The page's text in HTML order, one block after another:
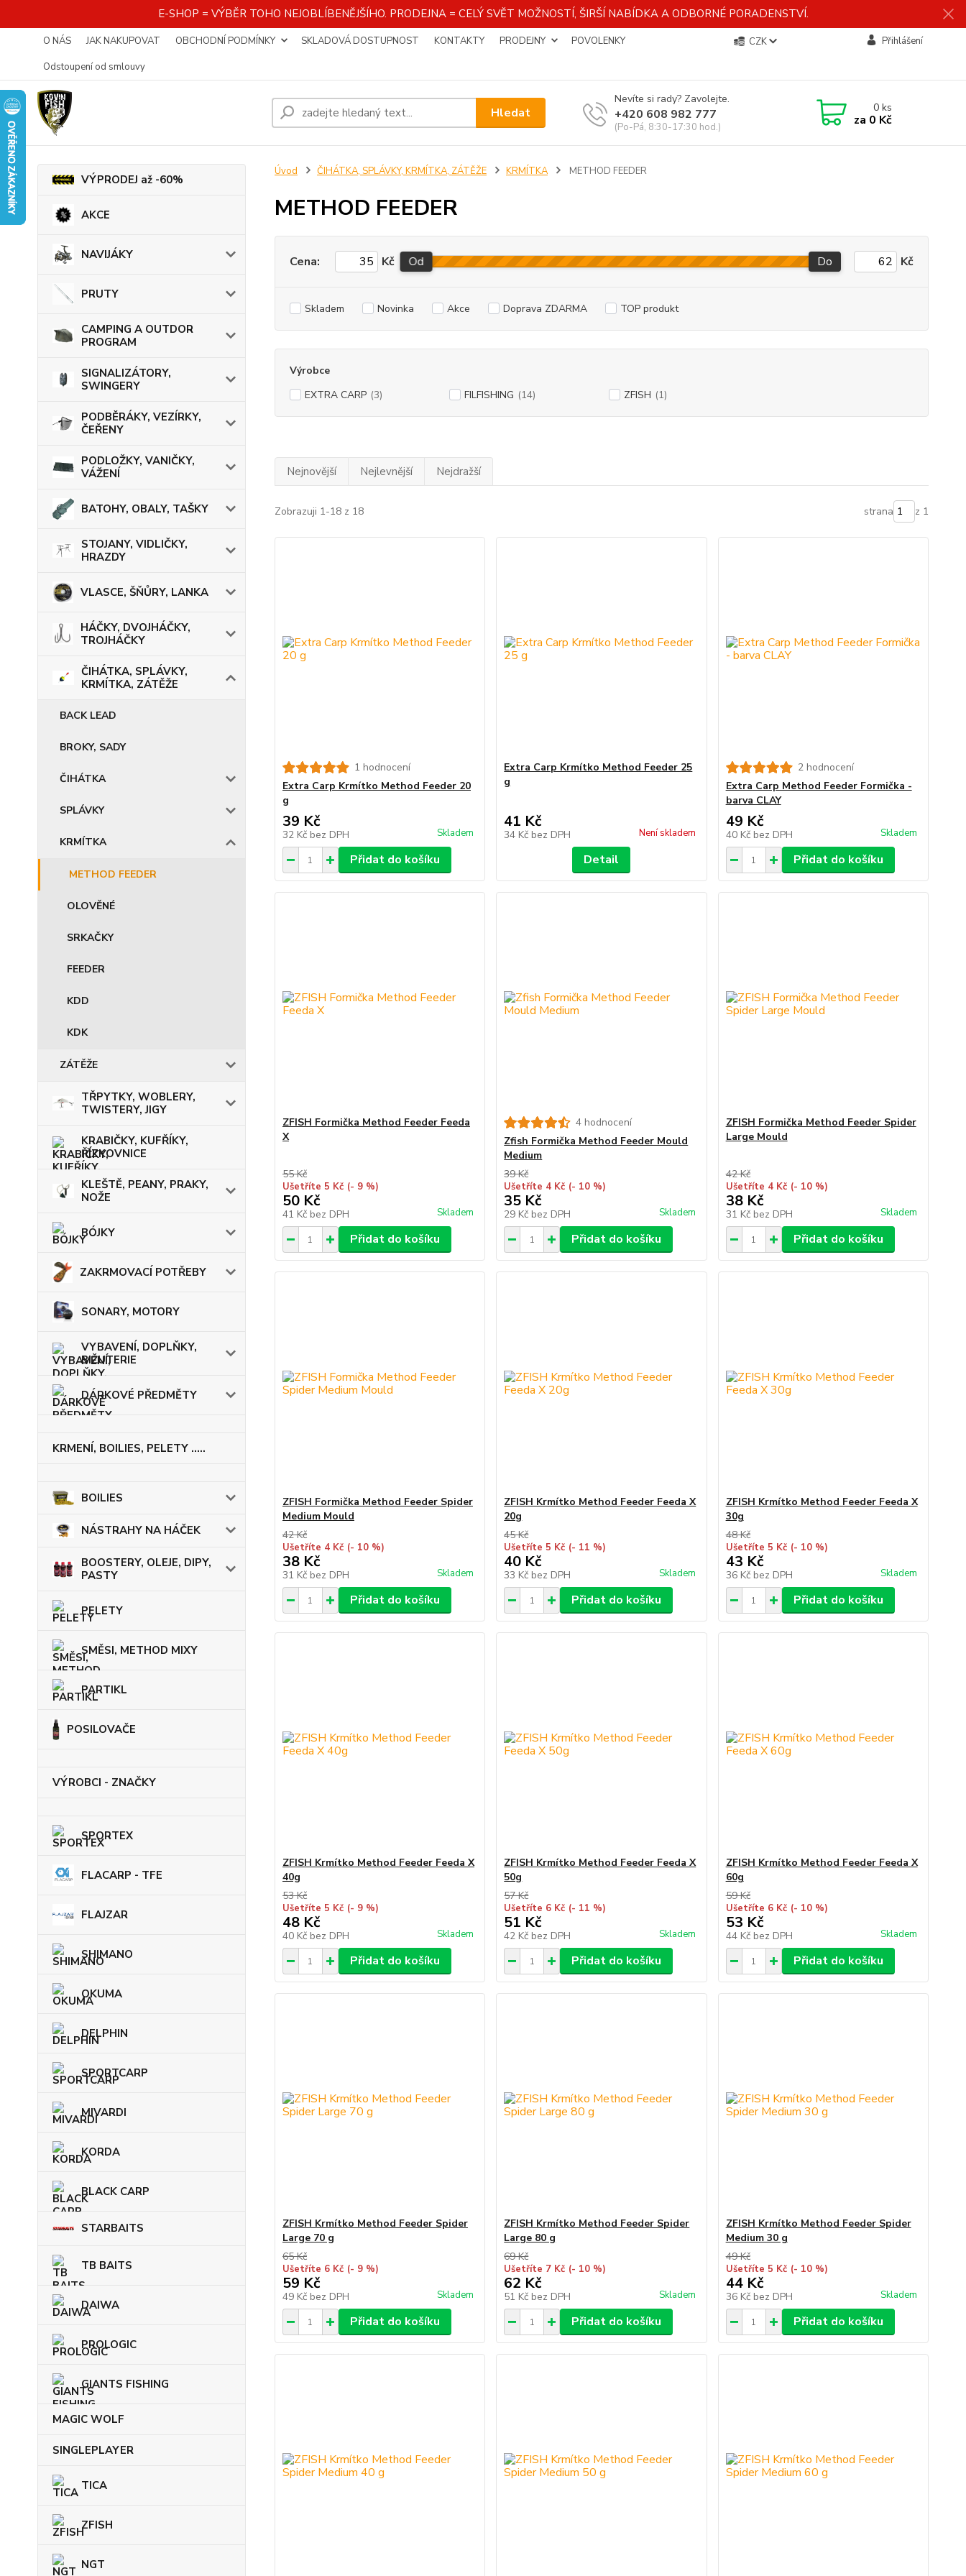
E-SHOP = VÝBĚR TOHO NEJOBLÍBENĚJŠÍHO. PRODEJNA = CELÝ SVĚT MOŽNOSTÍ, ŠIRŠÍ NABÍDKA A ODBORNÉ PORADENSTVÍ.
O NÁS JAK NAKUPOVAT OBCHODNÍ PODMÍNKY SKLADOVÁ DOSTUPNOST KONTAKTY PRODEJNY
POVOLENKY
Odstoupení od smlouvy
CZK Přihlášení
Hledat
Nevíte si rady? Zavolejte.
+420 608 982 777
(Po-Pá, 8:30-17:30 hod.)
0ks
za 0 Kč
VÝPRODEJ až -60%
AKCE
NAVIJÁKY
PRUTY
CAMPING A OUTDOR
PROGRAM
SIGNALIZÁTORY,
SWINGERY
PODBĚRÁKY, VEZÍRKY,
ČEŘENY
PODLOŽKY, VANIČKY,
VÁŽENÍ
BATOHY, OBALY, TAŠKY
STOJANY, VIDLIČKY,
HRAZDY
VLASCE, ŠŇŮRY, LANKA
HÁČKY, DVOJHÁČKY,
TROJHÁČKY
ČIHÁTKA, SPLÁVKY,
KRMÍTKA, ZÁTĚŽE
BACK LEAD
BROKY, SADY
ČIHÁTKA
SPLÁVKY
KRMÍTKA
METHOD FEEDER
OLOVĚNÉ
SRKAČKY
FEEDER
KDD
KDK
ZÁTĚŽE
TŘPYTKY, WOBLERY,
TWISTERY, JIGY
KRABIČKY, KUFŘÍKY,
ŘÍZKOVNICE
KLEŠTĚ, PEANY, PRAKY,
NOŽE
BÓJKY
ZAKRMOVACÍ POTŘEBY
SONARY, MOTORY
VYBAVENÍ, DOPLŇKY,
BIŽUTERIE
DÁRKOVÉ PŘEDMĚTY
KRMENÍ, BOILIES, PELETY .....
BOILIES
NÁSTRAHY NA HÁČEK
BOOSTERY, OLEJE, DIPY,
PASTY
PELETY
SMĚSI, METHOD MIXY
PARTIKL
POSILOVAČE
VÝROBCI - ZNAČKY
SPORTEX
FLACARP - TFE
FLAJZAR
SHIMANO
OKUMA
DELPHIN
SPORTCARP
MIVARDI
KORDA
BLACK CARP
STARBAITS
TB BAITS
DAIWA
PROLOGIC
GIANTS FISHING
MAGIC WOLF
SINGLEPLAYER
TICA
ZFISH
NGT
Úvod ČIHÁTKA, SPLÁVKY, KRMÍTKA, ZÁTĚŽE KRMÍTKA METHOD FEEDER
METHOD FEEDER
Cena: Kč Od Do Kč
Skladem Novinka Akce Doprava ZDARMA TOP produkt
Výrobce
EXTRA CARP (3) FILFISHING (14) ZFISH (1)
Nejnovější Nejlevnější Nejdražší
Zobrazuji 1-18 z 18 strana z 1
1 hodnocení
Extra Carp Krmítko Method Feeder 20
g
39 Kč
32 Kč bez DPH Skladem
Přidat do košíku
Extra Carp Krmítko Method Feeder 25
g
41 Kč
34 Kč bez DPH Není skladem
Detail
2 hodnocení
Extra Carp Method Feeder Formička -
barva CLAY
49 Kč
40 Kč bez DPH Skladem
Přidat do košíku
ZFISH Formička Method Feeder Feeda
X
55 Kč
Ušetříte 5 Kč (- 9 %)
50 Kč
41 Kč bez DPH Skladem
Přidat do košíku
4 hodnocení
Zfish Formička Method Feeder Mould
Medium
39 Kč
Ušetříte 4 Kč (- 10 %)
35 Kč
29 Kč bez DPH Skladem
Přidat do košíku
ZFISH Formička Method Feeder Spider
Large Mould
42 Kč
Ušetříte 4 Kč (- 10 %)
38 Kč
31 Kč bez DPH Skladem
Přidat do košíku
ZFISH Formička Method Feeder Spider
Medium Mould
42 Kč
Ušetříte 4 Kč (- 10 %)
38 Kč
31 Kč bez DPH Skladem
Přidat do košíku
ZFISH Krmítko Method Feeder Feeda X
20g
45 Kč
Ušetříte 5 Kč (- 11 %)
40 Kč
33 Kč bez DPH Skladem
Přidat do košíku
ZFISH Krmítko Method Feeder Feeda X
30g
48 Kč
Ušetříte 5 Kč (- 10 %)
43 Kč
36 Kč bez DPH Skladem
Přidat do košíku
ZFISH Krmítko Method Feeder Feeda X
40g
53 Kč
Ušetříte 5 Kč (- 9 %)
48 Kč
40 Kč bez DPH Skladem
Přidat do košíku
ZFISH Krmítko Method Feeder Feeda X
50g
57 Kč
Ušetříte 6 Kč (- 11 %)
51 Kč
42 Kč bez DPH Skladem
Přidat do košíku
ZFISH Krmítko Method Feeder Feeda X
60g
59 Kč
Ušetříte 6 Kč (- 10 %)
53 Kč
44 Kč bez DPH Skladem
Přidat do košíku
ZFISH Krmítko Method Feeder Spider
Large 70 g
65 Kč
Ušetříte 6 Kč (- 9 %)
59 Kč
49 Kč bez DPH Skladem
Přidat do košíku
ZFISH Krmítko Method Feeder Spider
Large 80 g
69 Kč
Ušetříte 7 Kč (- 10 %)
62 Kč
51 Kč bez DPH Skladem
Přidat do košíku
ZFISH Krmítko Method Feeder Spider
Medium 30 g
49 Kč
Ušetříte 5 Kč (- 10 %)
44 Kč
36 Kč bez DPH Skladem
Přidat do košíku